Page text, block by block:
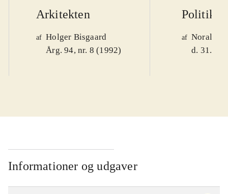
Arkitekten
af Holger Bisgaard
Årg. 94, nr. 8 (1992)
Politiken
af Noralv
d. 31.
Informationer og udgaver